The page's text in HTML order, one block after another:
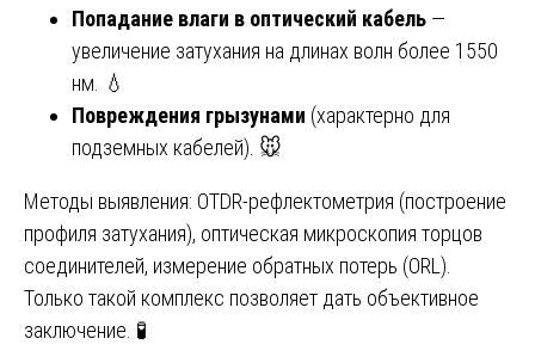
Попадание влаги в оптический кабель —
увеличение затухания на длинах волн более 1550
нм. 💧
Повреждения грызунами (характерно для
подземных кабелей). 🐭
Методы выявления: OTDR-рефлектометрия (построение
профиля затухания), оптическая микроскопия торцов
соединителей, измерение обратных потерь (ORL).
Только такой комплекс позволяет дать объективное
заключение. 🧪